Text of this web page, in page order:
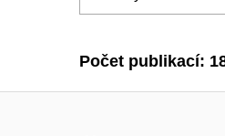
Počet publikací: